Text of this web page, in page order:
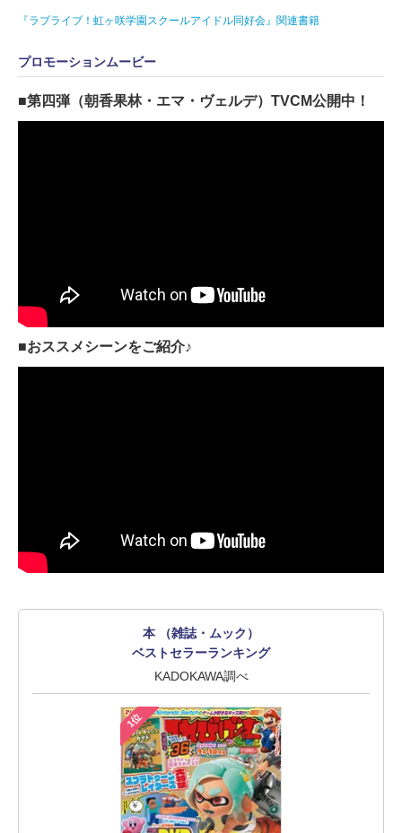
『ラブライブ！虹ヶ咲学園スクールアイドル同好会』関連書籍
プロモーションムービー
■第四弾（朝香果林・エマ・ヴェルデ）TVCM公開中！
■おススメシーンをご紹介♪
本 （雑誌・ムック）
ベストセラーランキング
KADOKAWA調べ
1位